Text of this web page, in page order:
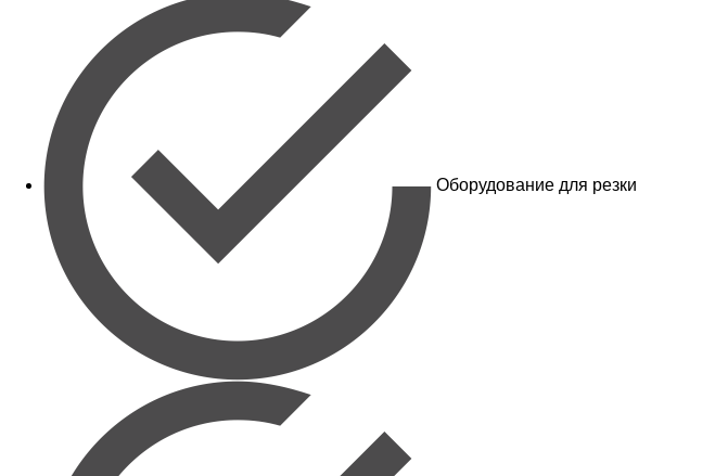
Оборудование для резки